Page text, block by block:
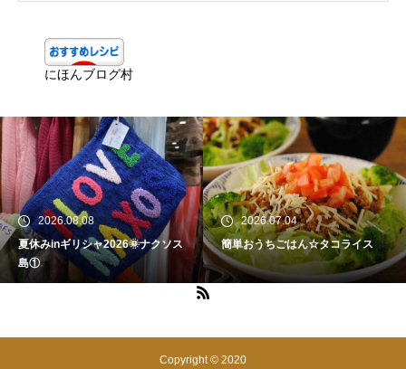
にほんブログ村
リシャ2026🌞ナクソス
2026.07.04
簡単おうちごはん☆タコライス
おうちご
Copyright © 2020